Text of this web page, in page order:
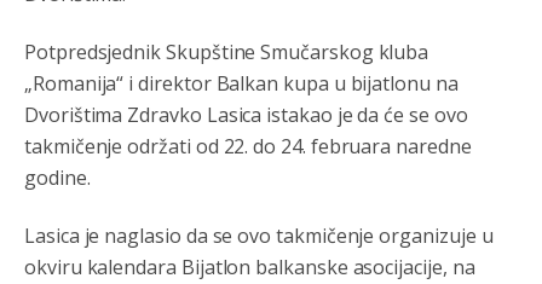
Potpredsjednik Skupštine Smučarskog kluba
„Romanija“ i direktor Balkan kupa u bijatlonu na
Dvorištima Zdravko Lasica istakao je da će se ovo
takmičenje održati od 22. do 24. februara naredne
godine.
Lasica je naglasio da se ovo takmičenje organizuje u
okviru kalendara Bijatlon balkanske asocijacije, na
Kantona.Seljac
Анонимно2798926 јуче 11:17
Neka ste Vi građanin da nas produhovite!
Анонимно2798926
Анонимно2798926 јуче 11:21